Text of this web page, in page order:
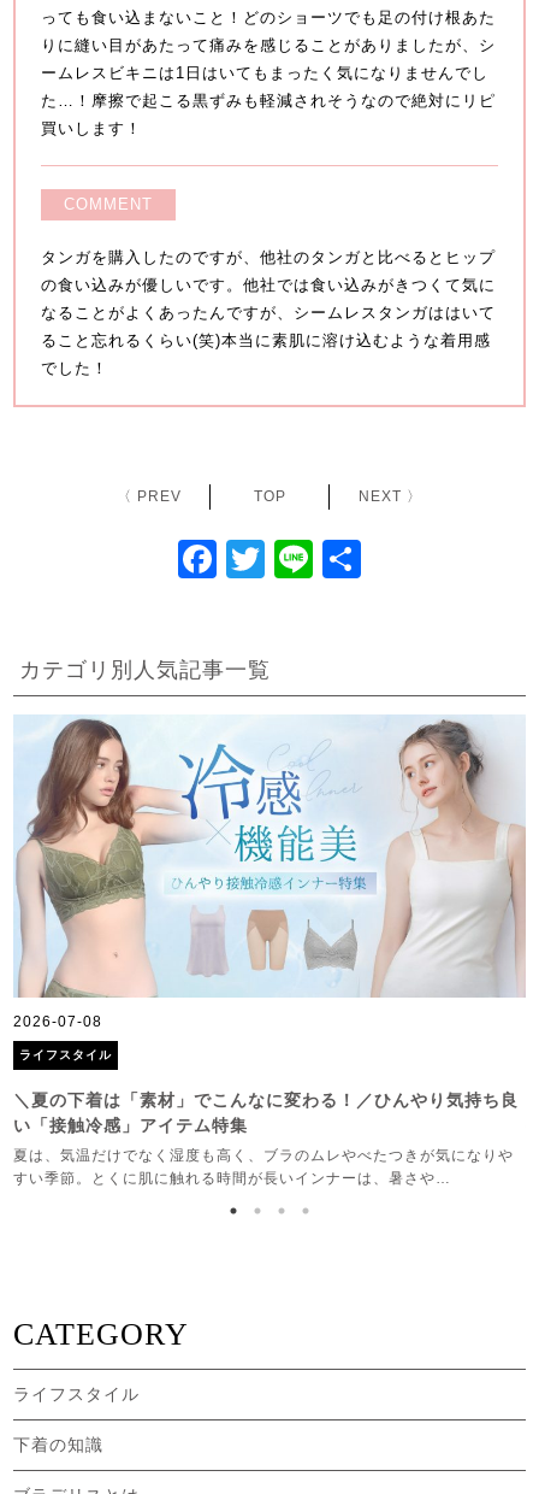
っても食い込まないこと！どのショーツでも足の付け根あた
りに縫い目があたって痛みを感じることがありましたが、シ
ームレスビキニは1日はいてもまったく気になりませんでし
た…！摩擦で起こる黒ずみも軽減されそうなので絶対にリピ
買いします！
COMMENT
タンガを購入したのですが、他社のタンガと比べるとヒップ
の食い込みが優しいです。他社では食い込みがきつくて気に
なることがよくあったんですが、シームレスタンガははいて
ること忘れるくらい(笑)本当に素肌に溶け込むような着用感
でした！
〈 PREV TOP NEXT 〉
F
e
b
o
o
k
T
er
Li
カテゴリ別人気記事一覧
2026-07-08
ライフスタイル
＼夏の下着は「素材」でこんなに変わる！／ひんやり気持ち良
い「接触冷感」アイテム特集
夏は、気温だけでなく湿度も高く、ブラのムレやべたつきが気になりや
すい季節。とくに肌に触れる時間が長いインナーは、暑さや…
CATEGORY
ライフスタイル
下着の知識